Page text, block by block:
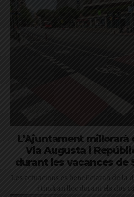
L’Ajuntament millorarà
Via Augusta i
durant les vacances de
Les actuacions es beneficiaran de la
i tindran lloc durant els dos